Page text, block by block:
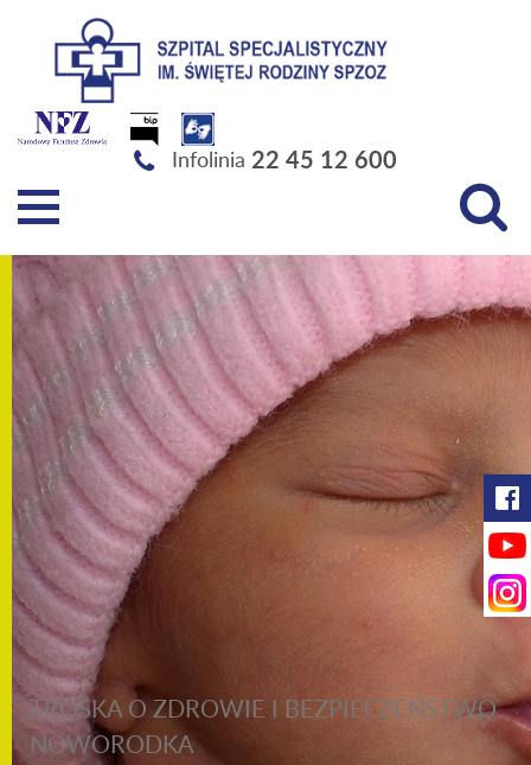
Szpital Specjalistyczny im. Świętej Rodziny SPZOZ
Infolinia 22 45 12 600
TROSKA O ZDROWIE I BEZPIECZEŃSTWO
NOWORODKA